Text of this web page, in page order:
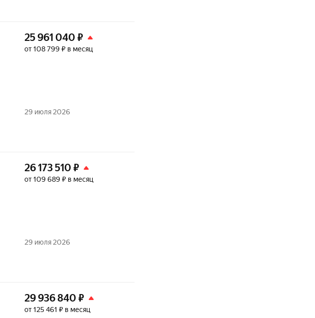
25 961 040 ₽
от 108 799 ₽ в месяц
29 июля 2026
26 173 510 ₽
от 109 689 ₽ в месяц
29 июля 2026
29 936 840 ₽
от 125 461 ₽ в месяц